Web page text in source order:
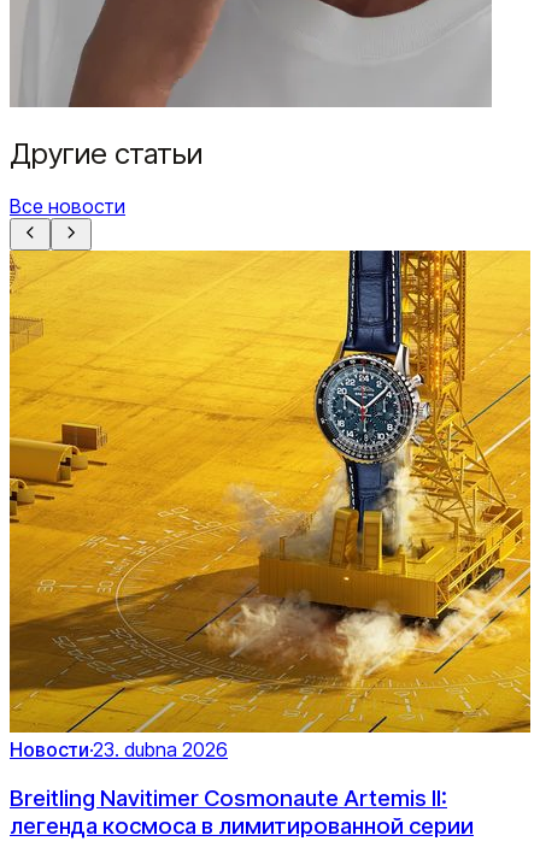
Другие статьи
Все новости
Новости·23. dubna 2026
Breitling Navitimer Cosmonaute Artemis II:
легенда космоса в лимитированной серии